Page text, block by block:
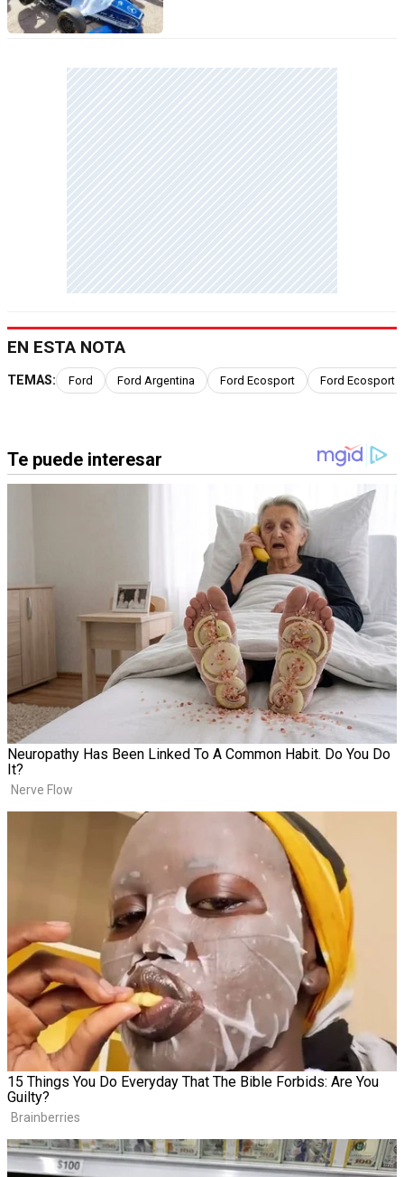
EN ESTA NOTA
TEMAS: Ford Ford Argentina Ford Ecosport Ford Ecosport